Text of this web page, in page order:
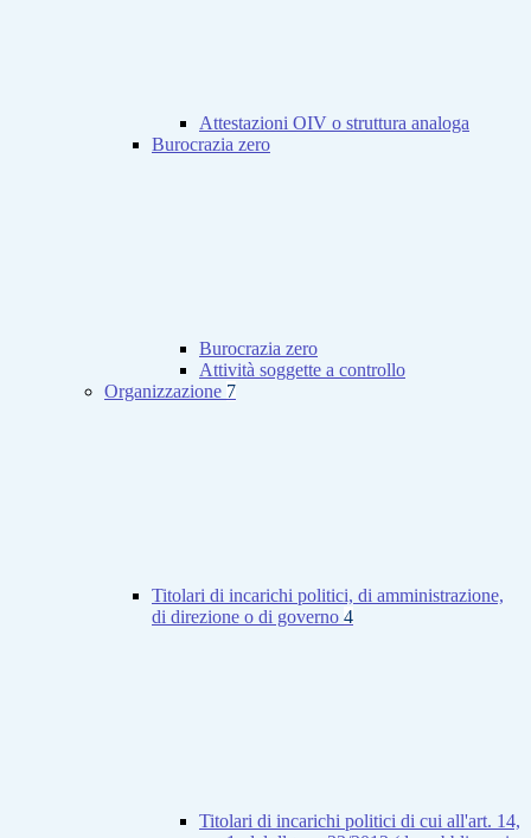
Attestazioni OIV o struttura analoga
Burocrazia zero
Burocrazia zero
Attività soggette a controllo
Organizzazione 7
Titolari di incarichi politici, di amministrazione,
di direzione o di governo 4
Titolari di incarichi politici di cui all'art. 14,